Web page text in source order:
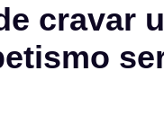
cravar